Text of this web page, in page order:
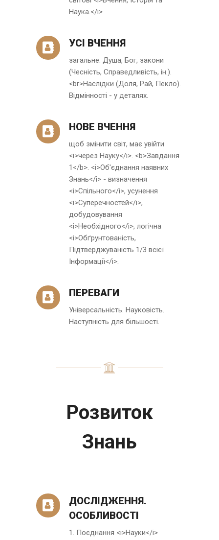
Наука.</i>
УСІ ВЧЕННЯ
загальне: Душа, Бог, закони
(Чесність, Справедливість, ін.).
<br>Наслідки (Доля, Рай, Пекло).
Відмінності - у деталях.
НОВЕ ВЧЕННЯ
щоб змінити світ, має увійти
<i>через Науку</i>. <b>Завдання
1</b>. <i>Об'єднання наявних
Знань</i> - визначення
<i>Спільного</i>, усунення
<i>Суперечностей</i>,
добудовування
<i>Необхідного</i>, логічна
<i>Обґрунтованість,
Підтверджуваність 1/3 всієї
Інформації</i>.
ПЕРЕВАГИ
Універсальність. Науковість.
Наступність для більшості.
Розвиток
Знань
ДОСЛІДЖЕННЯ.
ОСОБЛИВОСТІ
1. Поєднання <i>Науки</i>